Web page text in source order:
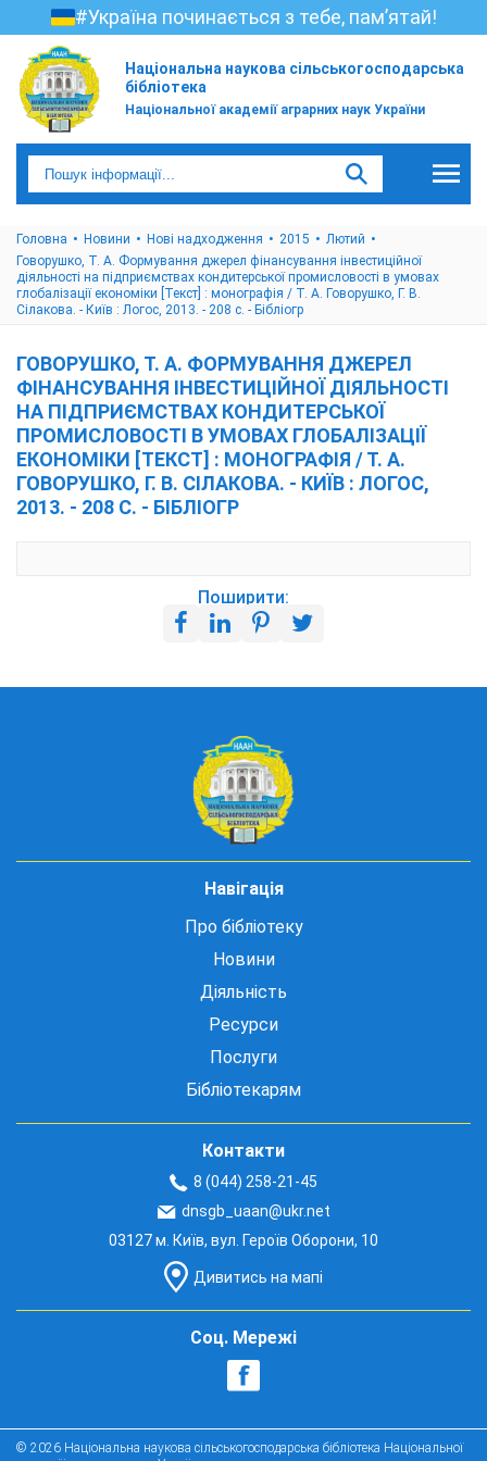
#Україна починається з тебе, пам’ятай!
Національна наукова сільськогосподарська
бібліотека
Національної академії аграрних наук України
Головна Новини Нові надходження 2015
Лютий
Говорушко, Т. А. Формування джерел фінансування інвестиційної
діяльності на підприємствах кондитерської промисловості в умовах
глобалізації економіки [Текст] : монографія / Т. А. Говорушко, Г. В.
Сілакова. - Київ : Логос, 2013. - 208 с. - Бібліогр
ГОВОРУШКО, Т. А. ФОРМУВАННЯ ДЖЕРЕЛ
ФІНАНСУВАННЯ ІНВЕСТИЦІЙНОЇ ДІЯЛЬНОСТІ
НА ПІДПРИЄМСТВАХ КОНДИТЕРСЬКОЇ
ПРОМИСЛОВОСТІ В УМОВАХ ГЛОБАЛІЗАЦІЇ
ЕКОНОМІКИ [ТЕКСТ] : МОНОГРАФІЯ / Т. А.
ГОВОРУШКО, Г. В. СІЛАКОВА. - КИЇВ : ЛОГОС,
2013. - 208 С. - БІБЛІОГР
Поширити:
Навігація
Про бібліотеку
Новини
Діяльність
Ресурси
Послуги
Бібліотекарям
Контакти
8 (044) 258-21-45
dnsgb_uaan@ukr.net
03127 м. Київ, вул. Героїв Оборони, 10
Дивитись на мапі
Соц. Мережі
© 2026 Національна наукова сільськогосподарська бібліотека Національної